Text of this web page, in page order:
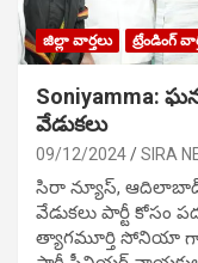
జిల్లా వార్తలు ట్రేండింగ్
Soniyamma:
వేడుక‌లు
09/12/2024 SIRA
సిరా న్యూస్,
వేడుక‌లు పార్టీ కోసం
త్యాగమూర్తి సోనియా